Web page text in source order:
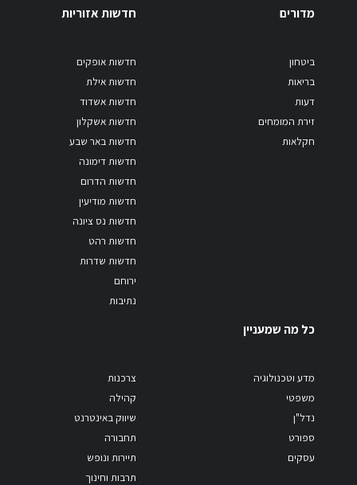
מדורים
ביטחון
בריאות
דעות
זירת המומחים
חקלאות
חדשות אזוריות
חדשות אופקים
חדשות אילת
חדשות אשדוד
חדשות אשקלון
חדשות באר שבע
חדשות דימונה
חדשות הדרום
חדשות מודיעין
חדשות נס ציונה
חדשות רהט
חדשות שדרות
ירוחם
נתיבות
כל מה שמעניין
מדע וטכנולוגיה
משפטי
נדל"ן
ספורט
עסקים
צרכנות
קהילה
שיווק באינטרנט
תחבורה
תיירות ונופש
תרבות וחינוך